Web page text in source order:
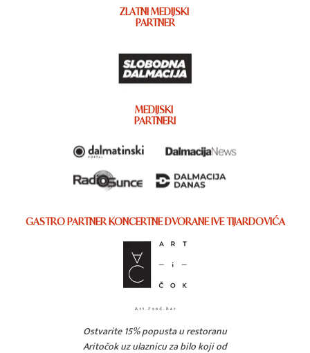
ZLATNI MEDIJSKI
PARTNER
MEDIJSKI
PARTNERI
GASTRO PARTNER KONCERTNE DVORANE IVE TIJARDOVIĆA
Ostvarite 15% popusta u restoranu
Aritočok uz ulaznicu za bilo koji od